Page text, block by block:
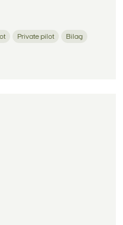
Private pilot Bilag